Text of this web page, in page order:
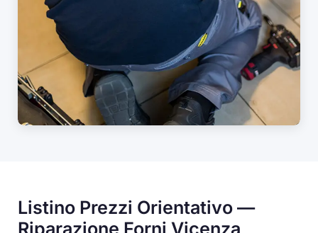
Listino Prezzi Orientativo —
Riparazione Forni Vicenza